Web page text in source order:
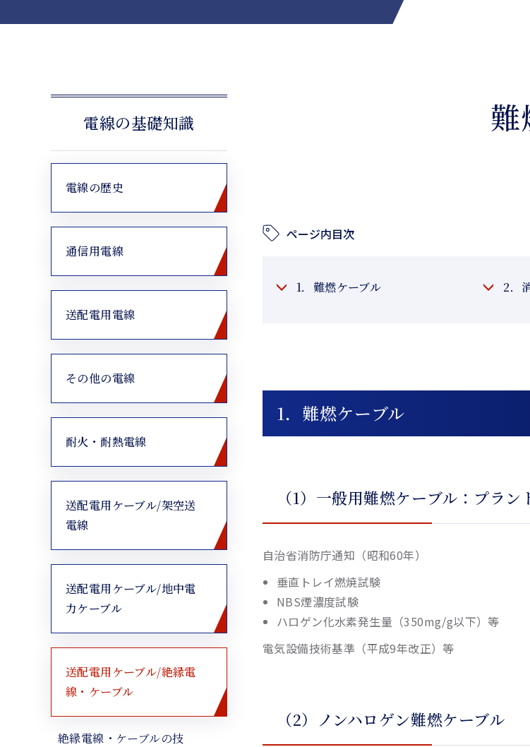
難
ページ内目次
1．難燃ケーブル 2．
1．難燃ケーブル
（1）一般用難燃ケーブル：プラ
自治省消防庁通知（昭和60年）
垂直トレイ燃焼試験
NBS煙濃度試験
ハロゲン化水素発生量（350mg/g以下）等
電気設備技術基準（平成9年改正）等
（2）ノンハロゲン難燃ケーブル
電線の基礎知識
電線の歴史
通信用電線
送配電用電線
その他の電線
耐火・耐熱電線
送配電用ケーブル/架空送
電線
送配電用ケーブル/地中電
力ケーブル
送配電用ケーブル/絶縁電
線・ケーブル
絶縁電線・ケーブルの技